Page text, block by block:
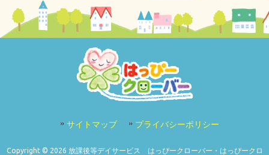
サイトマップ プライバシーポリシー
Copyright © 2026 放課後等デイサービス はっぴークローバー・はっぴークロ